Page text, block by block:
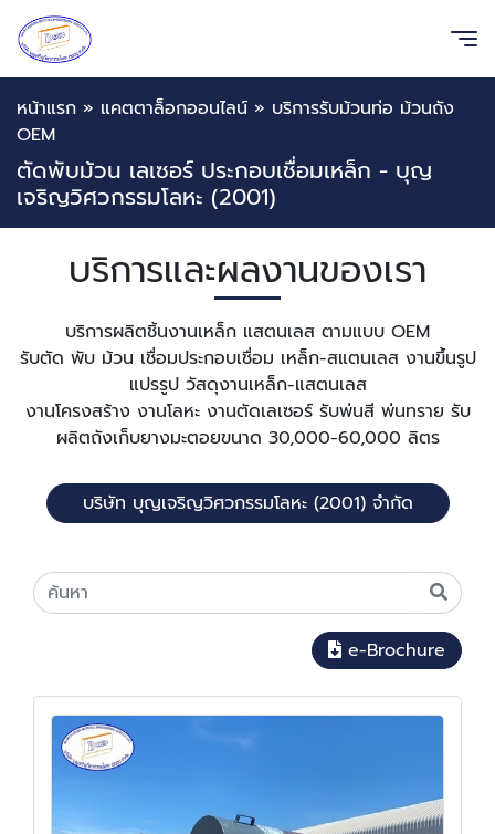
หน้าแรก » แคตตาล็อกออนไลน์ » บริการรับม้วนท่อ ม้วนถัง
OEM
ตัดพับม้วน เลเซอร์ ประกอบเชื่อมเหล็ก - บุญ
เจริญวิศวกรรมโลหะ (2001)
บริการและผลงานของเรา
บริการผลิตชิ้นงานเหล็ก แสตนเลส ตามแบบ OEM
รับตัด พับ ม้วน เชื่อมประกอบเชื่อม เหล็ก-สแตนเลส งานขึ้นรูป
แปรรูป วัสดุงานเหล็ก-แสตนเลส
งานโครงสร้าง งานโลหะ งานตัดเลเซอร์ รับพ่นสี พ่นทราย รับ
ผลิตถังเก็บยางมะตอยขนาด 30,000-60,000 ลิตร
บริษัท บุญเจริญวิศวกรรมโลหะ (2001) จำกัด
e-Brochure